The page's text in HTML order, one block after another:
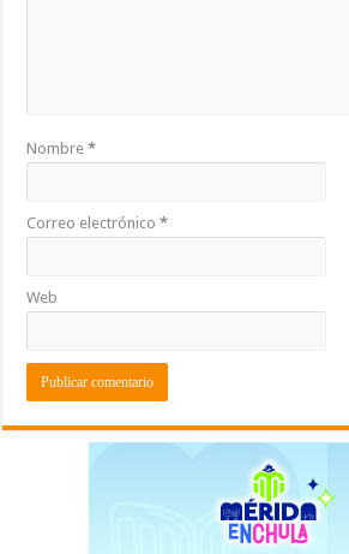
Nombre*
Correo electrónico*
Web